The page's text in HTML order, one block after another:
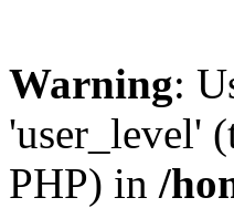
Warning:
'user_level'
PHP) in /